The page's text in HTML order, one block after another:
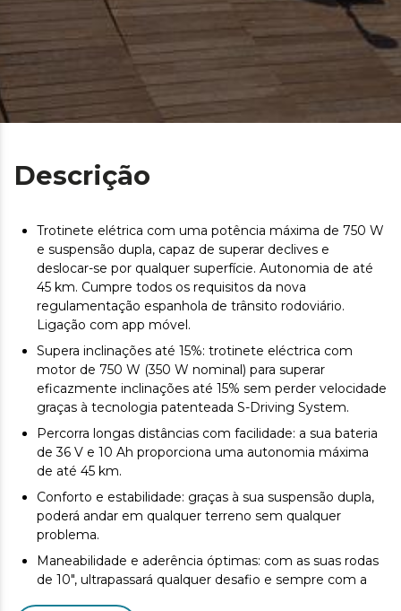
Descrição
Trotinete elétrica com uma potência máxima de 750 W
e suspensão dupla, capaz de superar declives e
deslocar-se por qualquer superfície. Autonomia de até
45 km. Cumpre todos os requisitos da nova
regulamentação espanhola de trânsito rodoviário.
Ligação com app móvel.
Supera inclinações até 15%: trotinete eléctrica com
motor de 750 W (350 W nominal) para superar
eficazmente inclinações até 15% sem perder velocidade
graças à tecnologia patenteada S-Driving System.
Percorra longas distâncias com facilidade: a sua bateria
de 36 V e 10 Ah proporciona uma autonomia máxima
de até 45 km.
Conforto e estabilidade: graças à sua suspensão dupla,
poderá andar em qualquer terreno sem qualquer
problema.
Maneabilidade e aderência óptimas: com as suas rodas
de 10", ultrapassará qualquer desafio e sempre com a